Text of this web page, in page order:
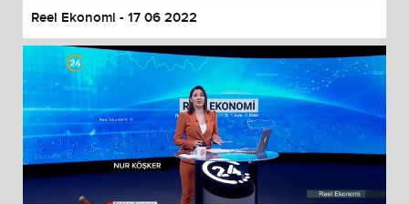
Reel Ekonomi - 17 06 2022